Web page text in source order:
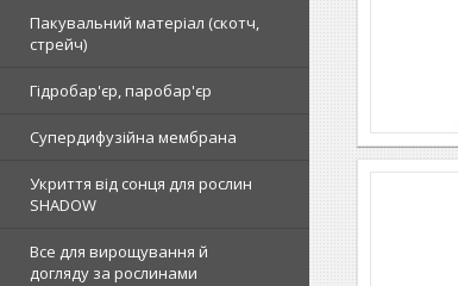
Пакувальний матеріал (скотч,
стрейч)
Гідробар'єр, паробар'єр
Супердифузійна мембрана
Укриття від сонця для рослин
SHADOW
Все для вирощування й
догляду за рослинами